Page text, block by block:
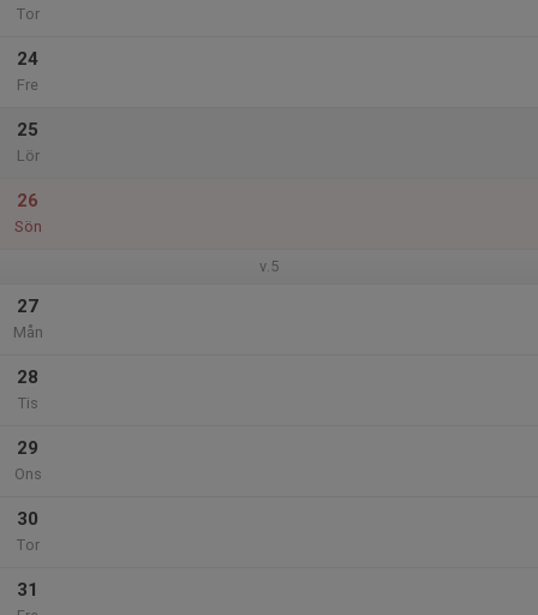
Tor
24
Fre
25
Lör
26
Sön
v.5
27
Mån
28
Tis
29
Ons
30
Tor
31